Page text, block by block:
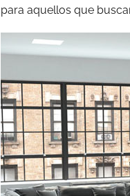
para aquellos que